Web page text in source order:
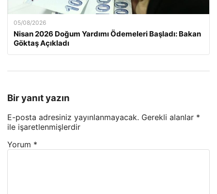
05/08/2026
Nisan 2026 Doğum Yardımı Ödemeleri Başladı: Bakan
Göktaş Açıkladı
Bir yanıt yazın
E-posta adresiniz yayınlanmayacak. Gerekli alanlar *
ile işaretlenmişlerdir
Yorum *